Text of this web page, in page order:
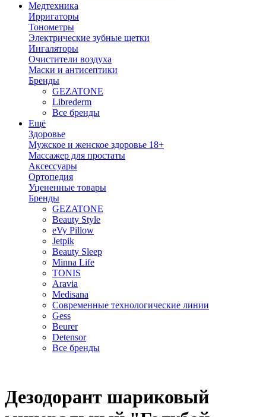
Медтехника
Ирригаторы
Тонометры
Электрические зубные щетки
Ингаляторы
Очистители воздуха
Маски и антисептики
Бренды
GEZATONE
Librederm
Все бренды
Ещё
Здоровье
Мужское и женское здоровье 18+
Массажер для простаты
Аксессуары
Ортопедия
Уцененные товары
Бренды
GEZATONE
Beauty Style
eVy Pillow
Jetpik
Beauty Sleep
Minna Life
TONIS
Aravia
Medisana
Современные технологические линии
Gess
Beurer
Detensor
Все бренды
Дезодорант шариковый